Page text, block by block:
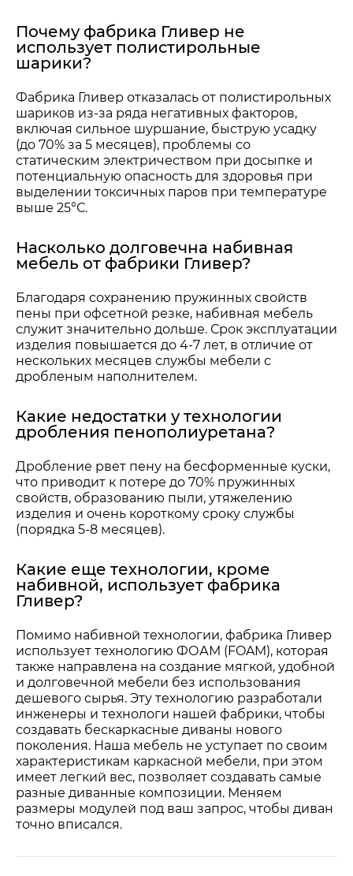
Почему фабрика Гливер не
использует полистирольные
шарики?
Фабрика Гливер отказалась от полистирольных
шариков из-за ряда негативных факторов,
включая сильное шуршание, быструю усадку
(до 70% за 5 месяцев), проблемы со
статическим электричеством при досыпке и
потенциальную опасность для здоровья при
выделении токсичных паров при температуре
выше 25°С.
Насколько долговечна набивная
мебель от фабрики Гливер?
Благодаря сохранению пружинных свойств
пены при офсетной резке, набивная мебель
служит значительно дольше. Срок эксплуатации
изделия повышается до 4-7 лет, в отличие от
нескольких месяцев службы мебели с
дробленым наполнителем.
Какие недостатки у технологии
дробления пенополиуретана?
Дробление рвет пену на бесформенные куски,
что приводит к потере до 70% пружинных
свойств, образованию пыли, утяжелению
изделия и очень короткому сроку службы
(порядка 5-8 месяцев).
Какие еще технологии, кроме
набивной, использует фабрика
Гливер?
Помимо набивной технологии, фабрика Гливер
использует технологию ФОАМ (FOAM), которая
также направлена на создание мягкой, удобной
и долговечной мебели без использования
дешевого сырья. Эту технологию разработали
инженеры и технологи нашей фабрики, чтобы
создавать бескаркасные диваны нового
поколения. Наша мебель не уступает по своим
характеристикам каркасной мебели, при этом
имеет легкий вес, позволяет создавать самые
разные диванные композиции. Меняем
размеры модулей под ваш запрос, чтобы диван
точно вписался.